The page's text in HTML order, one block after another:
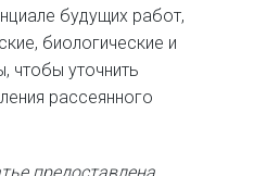
будущих работ,
биологические и
чтобы уточнить
рассеянного